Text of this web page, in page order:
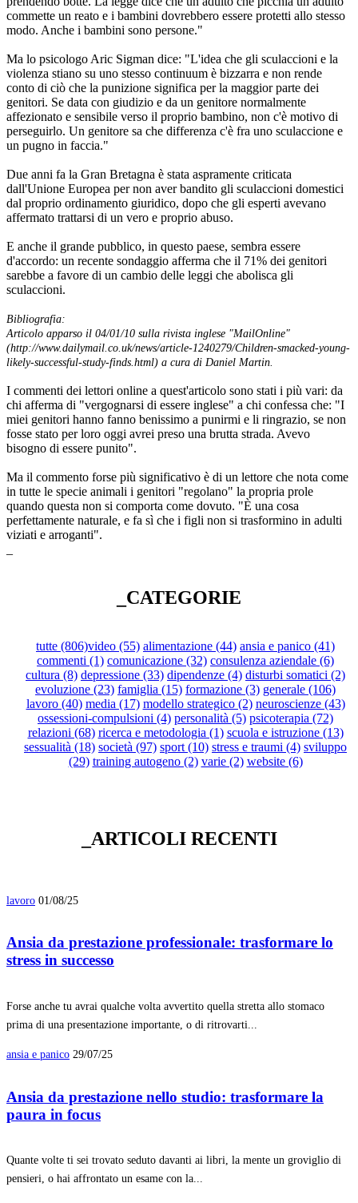
commette un reato e i bambini dovrebbero essere protetti allo stesso
modo. Anche i bambini sono persone."
Ma lo psicologo Aric Sigman dice: "L'idea che gli sculaccioni e la
violenza stiano su uno stesso continuum è bizzarra e non rende
conto di ciò che la punizione significa per la maggior parte dei
genitori. Se data con giudizio e da un genitore normalmente
affezionato e sensibile verso il proprio bambino, non c'è motivo di
perseguirlo. Un genitore sa che differenza c'è fra uno sculaccione e
un pugno in faccia."
Due anni fa la Gran Bretagna è stata aspramente criticata
dall'Unione Europea per non aver bandito gli sculaccioni domestici
dal proprio ordinamento giuridico, dopo che gli esperti avevano
affermato trattarsi di un vero e proprio abuso.
E anche il grande pubblico, in questo paese, sembra essere
d'accordo: un recente sondaggio afferma che il 71% dei genitori
sarebbe a favore di un cambio delle leggi che abolisca gli
sculaccioni.
Bibliografia:
Articolo apparso il 04/01/10 sulla rivista inglese "MailOnline"
(http://www.dailymail.co.uk/news/article-1240279/Children-smacked-young-
likely-successful-study-finds.html) a cura di Daniel Martin.
I commenti dei lettori online a quest'articolo sono stati i più vari: da
chi afferma di "vergognarsi di essere inglese" a chi confessa che: "I
miei genitori hanno fanno benissimo a punirmi e li ringrazio, se non
fosse stato per loro oggi avrei preso una brutta strada. Avevo
bisogno di essere punito".
Ma il commento forse più significativo è di un lettore che nota come
in tutte le specie animali i genitori "regolano" la propria prole
quando questa non si comporta come dovuto. "È una cosa
perfettamente naturale, e fa sì che i figli non si trasformino in adulti
viziati e arroganti".
_CATEGORIE
tutte (806)video (55) alimentazione (44) ansia e panico (41)
commenti (1) comunicazione (32) consulenza aziendale (6)
cultura (8) depressione (33) dipendenze (4) disturbi somatici (2)
evoluzione (23) famiglia (15) formazione (3) generale (106)
lavoro (40) media (17) modello strategico (2) neuroscienze (43)
ossessioni-compulsioni (4) personalità (5) psicoterapia (72)
relazioni (68) ricerca e metodologia (1) scuola e istruzione (13)
sessualità (18) società (97) sport (10) stress e traumi (4) sviluppo
(29) training autogeno (2) varie (2) website (6)
_ARTICOLI RECENTI
lavoro 01/08/25
Ansia da prestazione professionale: trasformare lo
stress in successo
Forse anche tu avrai qualche volta avvertito quella stretta allo stomaco
prima di una presentazione importante, o di ritrovarti...
ansia e panico 29/07/25
Ansia da prestazione nello studio: trasformare la
paura in focus
Quante volte ti sei trovato seduto davanti ai libri, la mente un groviglio di
pensieri, o hai affrontato un esame con la...